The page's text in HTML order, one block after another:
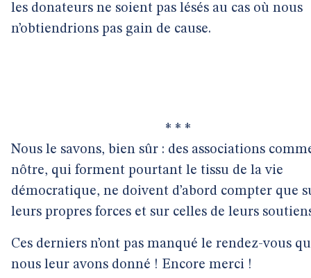
les donateurs ne soient pas lésés au cas où nous
n’obtiendrions pas gain de cause.
* * *
Nous le savons, bien sûr : des associations
nôtre, qui forment pourtant le tissu de la vie
démocratique, ne doivent d’abord compter que
leurs propres forces et sur celles de leurs
Ces derniers n’ont pas manqué le rendez-vous
nous leur avons donné ! Encore merci !